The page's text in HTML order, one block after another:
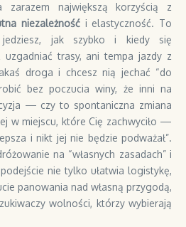
zarazem największą korzyścią z
niezależnośći elastyczność. To
jedziesz, jak szybko i kiedy się
uzgadniać trasy, ani tempa jazdy z
droga i chcesz nią jechać “do
bez poczucia winy, że inni na
— czy to spontaniczna zmiana
w miejscu, które Cię zachwyciło —
i nikt jej nie będzie podważał”.
na “własnych zasadach” i
nie tylko ułatwia logistykę,
panowania nad własną przygodą,
wolności, którzy wybierają